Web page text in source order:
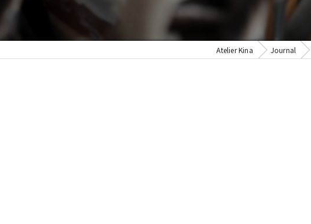
Atelier Kina Journal